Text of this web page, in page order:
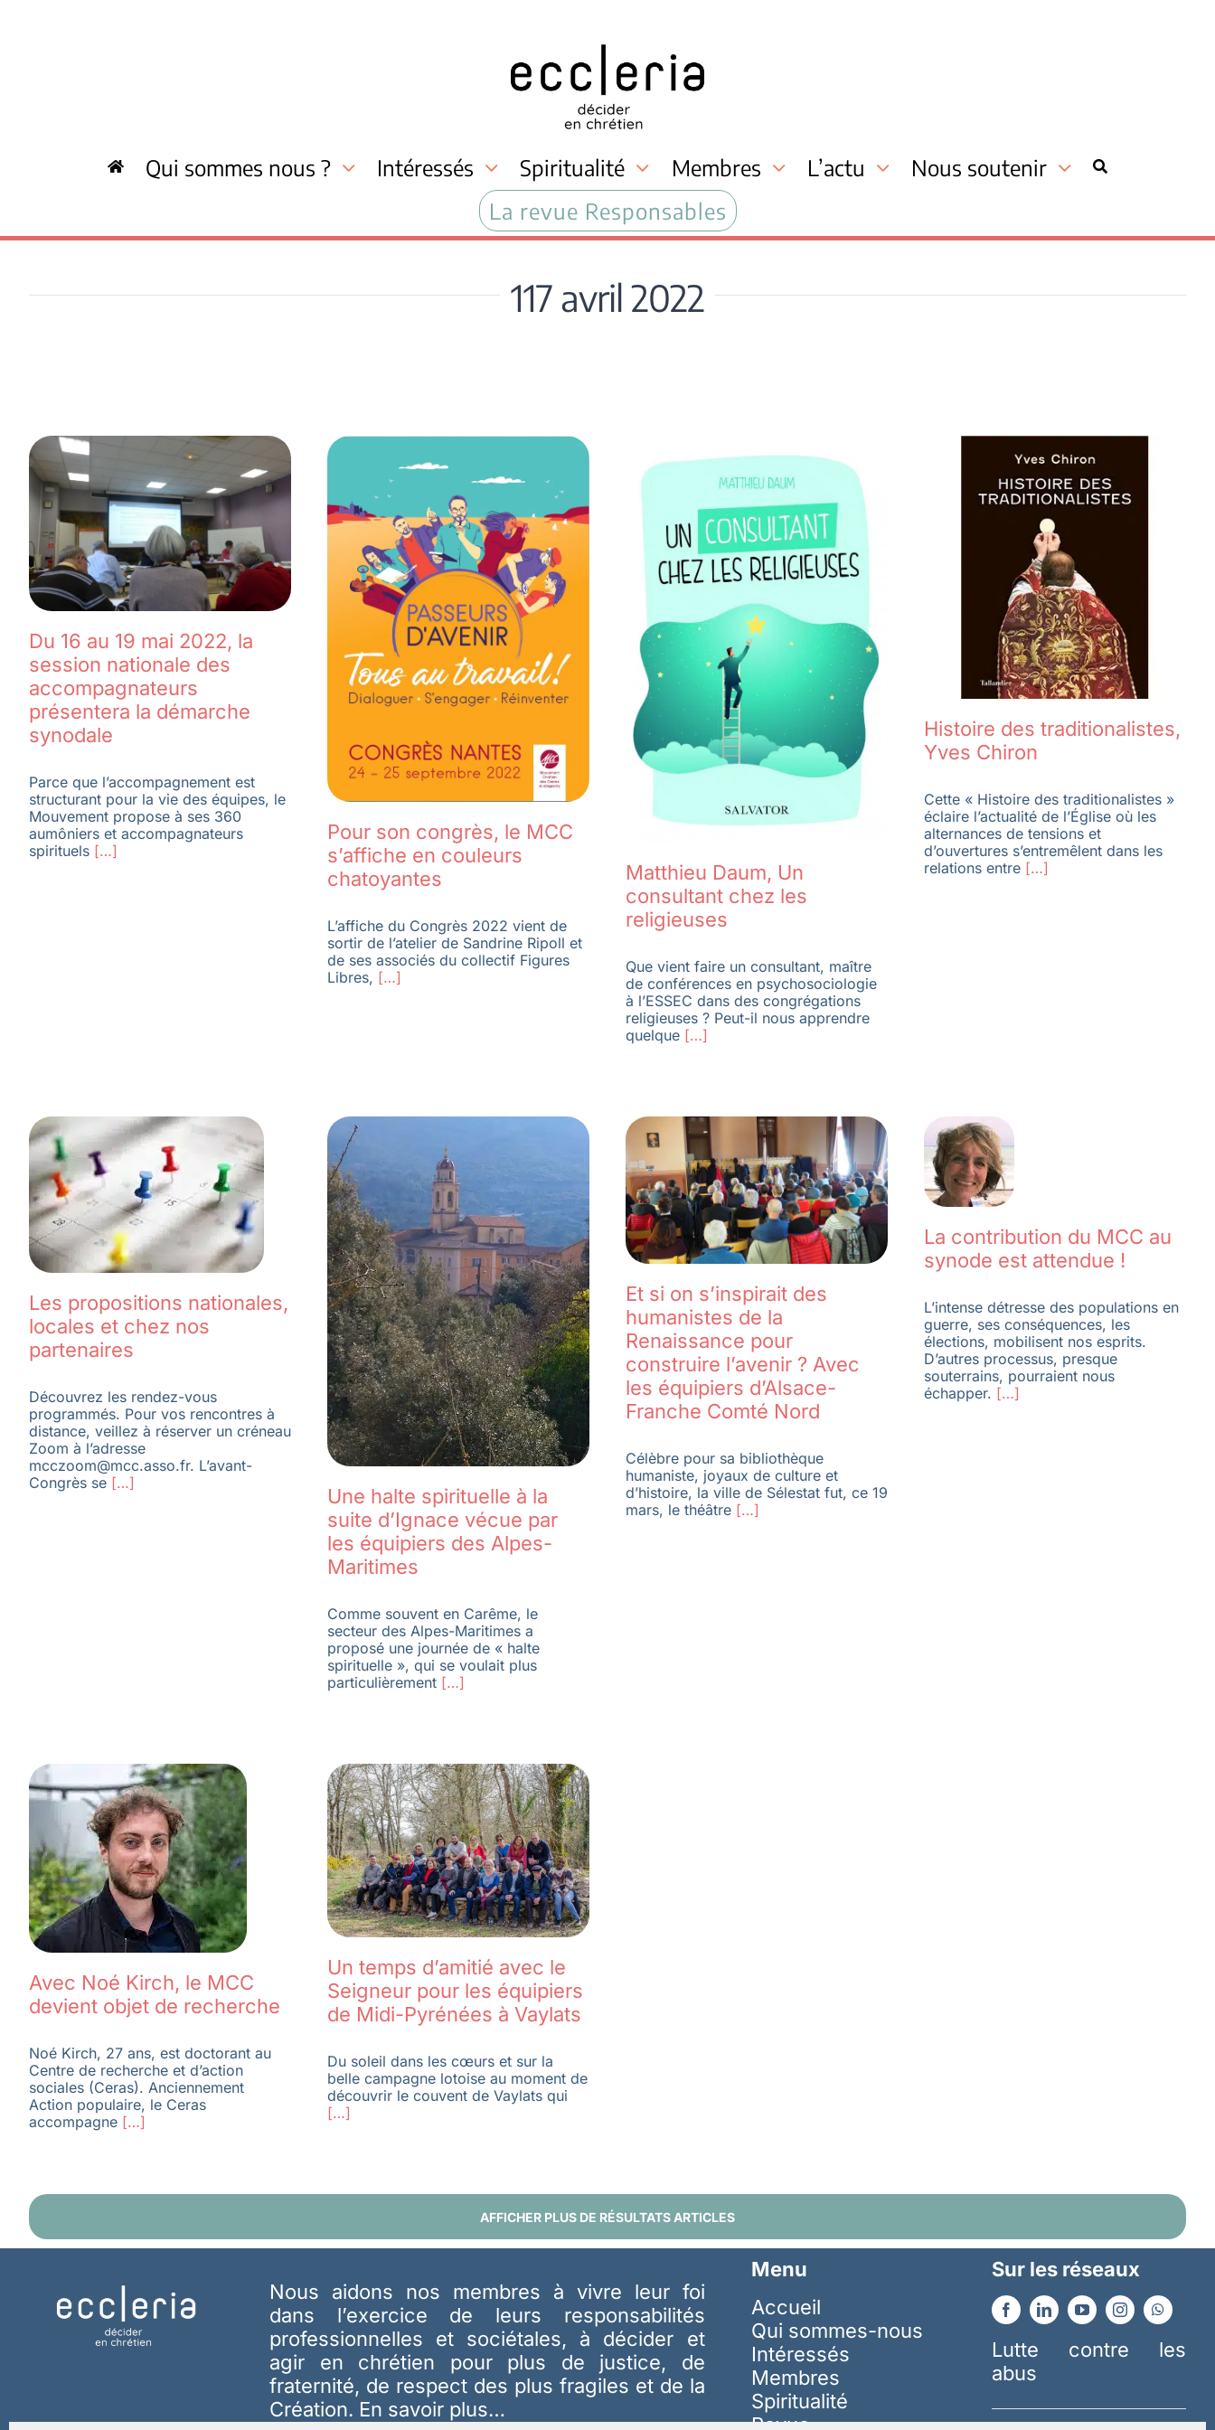
Qui sommes nous ? Intéressés Spiritualité Membres L’actu
Nous soutenir
La revue Responsables
117 avril 2022
Du 16 au 19 mai 2022, la
session nationale des
accompagnateurs
présentera la démarche
synodale
Parce que l’accompagnement est
structurant pour la vie des équipes, le
Mouvement propose à ses 360
aumôniers et accompagnateurs
spirituels[…]
Pour son congrès, le MCC
s’affiche en couleurs
chatoyantes
L’affiche du Congrès 2022 vient de
sortir de l’atelier de Sandrine Ripoll et
de ses associés du collectif Figures
Libres, […]
Matthieu Daum, Un
consultant chez les
religieuses
Que vient faire un consultant, maître
de conférences en psychosociologie
à l’ESSEC dans des congrégations
religieuses ? Peut-il nous apprendre
quelque[…]
Histoire des traditionalistes,
Yves Chiron
Cette « Histoire des traditionalistes »
éclaire l’actualité de l’Église où les
alternances de tensions et
d’ouvertures s’entremêlent dans les
relations entre[…]
Les propositions nationales,
locales et chez nos
partenaires
Découvrez les rendez-vous
programmés. Pour vos rencontres à
distance, veillez à réserver un créneau
Zoom à l’adresse
mcczoom@mcc.asso.fr. L’avant-
Congrès se[…]
Une halte spirituelle à la
suite d’Ignace vécue par
les équipiers des Alpes-
Maritimes
Comme souvent en Carême, le
secteur des Alpes-Maritimes a
proposé une journée de « halte
spirituelle », qui se voulait plus
particulièrement[…]
Et si on s’inspirait des
humanistes de la
Renaissance pour
construire l’avenir ? Avec
les équipiers d’Alsace-
Franche Comté Nord
Célèbre pour sa bibliothèque
humaniste, joyaux de culture et
d’histoire, la ville de Sélestat fut, ce 19
mars, le théâtre[…]
La contribution du MCC au
synode est attendue !
L’intense détresse des populations en
guerre, ses conséquences, les
élections, mobilisent nos esprits.
D’autres processus, presque
souterrains, pourraient nous
échapper. […]
Avec Noé Kirch, le MCC
devient objet de recherche
Noé Kirch, 27 ans, est doctorant au
Centre de recherche et d’action
sociales (Ceras). Anciennement
Action populaire, le Ceras
accompagne[…]
Un temps d’amitié avec le
Seigneur pour les équipiers
de Midi-Pyrénées à Vaylats
Du soleil dans les cœurs et sur la
belle campagne lotoise au moment de
découvrir le couvent de Vaylats qui
[…]
AFFICHER PLUS DE RÉSULTATS ARTICLES
Nous aidons nos membres à vivre leur foi
dans l’exercice de leurs responsabilités
professionnelles et sociétales, à décider et
agir en chrétien pour plus de justice, de
fraternité, de respect des plus fragiles et de la
Création. En savoir plus…
Menu
Accueil
Qui sommes-nous
Intéressés
Membres
Spiritualité
Revue
Sur les réseaux
Lutte contre les
abus